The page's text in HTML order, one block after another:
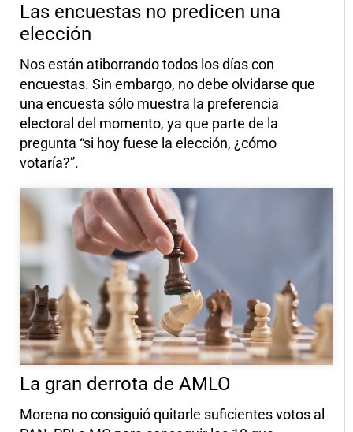
Las encuestas no predicen una
elección
Nos están atiborrando todos los días con
encuestas. Sin embargo, no debe olvidarse que
una encuesta sólo muestra la preferencia
electoral del momento, ya que parte de la
pregunta “si hoy fuese la elección, ¿cómo
votaría?”.
La gran derrota de AMLO
Morena no consiguió quitarle suficientes votos al